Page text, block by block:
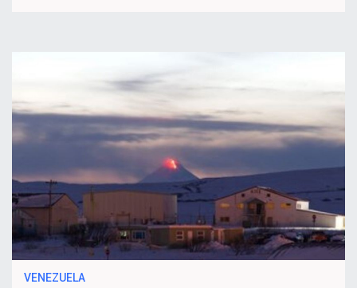
VENEZUELA